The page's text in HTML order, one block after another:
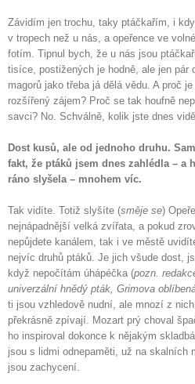
Závidím jen trochu, taky ptáčkařím, i
v tropech než u nás, a opeřence ve
fotím. Tipnul bych, že u nás jsou
tisíce, postižených je hodně, ale jen pár
magorů jako třeba já dělá vědu. A proč
rozšířený zájem? Proč se tak houfně
savci? No. Schválně, kolik jste dnes
Dost kusů, ale od jednoho druhu.
fakt, že ptáků jsem dnes zahlédla – a
ráno slyšela – mnohem víc.
Tak vidíte. Totiž slyšíte (směje se)
nejnápadnější velká zvířata, a pokud
nepůjdete kanálem, tak i ve městě
nejvíc druhů ptáků. Je jich všude dost,
když nepočítám úhápéčka (pozn.
univerzální hnědý pták, Grimova
ti jsou vzhledově nudní, ale mnozí z
překrásně zpívají. Mozart prý choval
ho inspiroval dokonce k nějakým
jsou s lidmi odnepaměti, už na skalních
jsou zachycení.